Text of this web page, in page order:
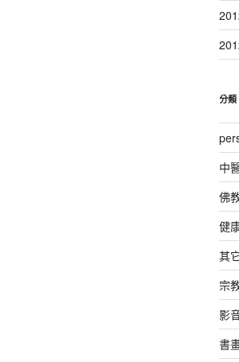
分類
中
佛
健
其
宗
影
書